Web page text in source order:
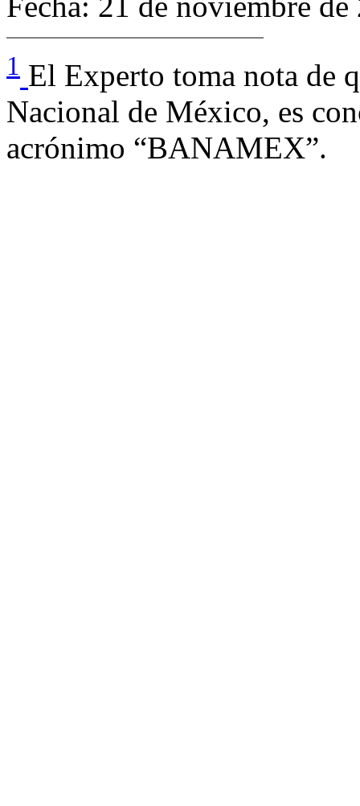
1 El Experto toma nota de
Nacional de México, es
acrónimo “BANAMEX”.